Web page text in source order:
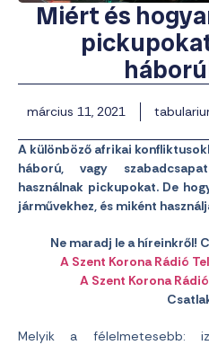
Miért és
március 11, 2021
A különböző afrikai
háború, vagy
használnak pickupokat. De
járművekhez, és miként
Ne maradj le a híreinkről!
A Szent Korona Rádió
A Szent Korona
Melyik a félelmetesebb: